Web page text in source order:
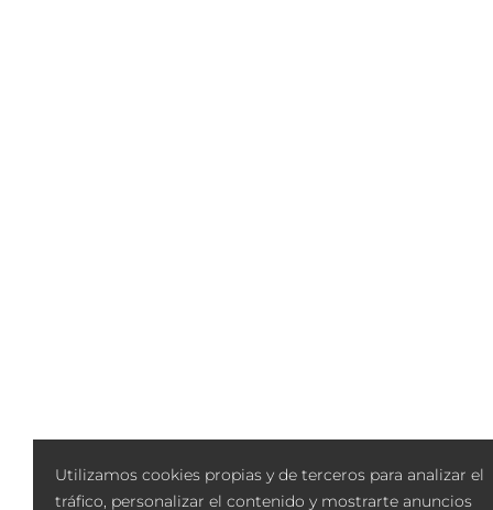
Utilizamos cookies propias y de terceros para analizar el
tráfico, personalizar el contenido y mostrarte anuncios